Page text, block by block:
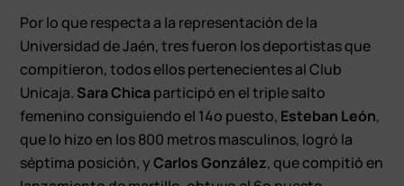
Por lo que respecta a la representación de la
Universidad de Jaén, tres fueron los deportistas que
compitieron, todos ellos pertenecientes al Club
Unicaja. Sara Chica participó en el triple salto
femenino consiguiendo el 14º puesto, Esteban León,
que lo hizo en los 800 metros masculinos, logró la
séptima posición, yCarlos González, que compitió en